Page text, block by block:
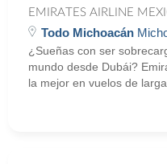
EMIRATES AIRLINE
Todo Michoacán
¿Sueñas con ser
mundo desde Dubái?
la mejor en vuelos de